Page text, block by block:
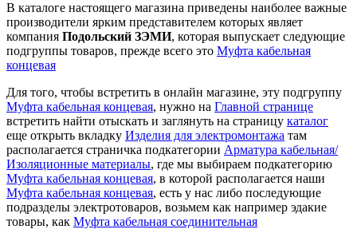
В каталоге настоящего магазина приведены наиболее важные
производители ярким представителем которых являет
компания Подольский ЗЭМИ, которая выпускает следующие
подгруппы товаров, прежде всего это Муфта кабельная
концевая
Для того, чтобы встретить в онлайн магазине, эту подгруппу
Муфта кабельная концевая, нужно на Главной странице
встретить найти отыскать и заглянуть на страницу каталог
еще открыть вкладку Изделия для электромонтажа там
располагается страничка подкатегории Арматура кабельная/
Изоляционные материалы, где мы выбираем подкатегорию
Муфта кабельная концевая, в которой располагается наши
Муфта кабельная концевая, есть у нас либо последующие
подразделы электротоваров, возьмем как например эдакие
товары, как Муфта кабельная соединительная